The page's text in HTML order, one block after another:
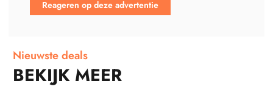
Reageren op deze advertentie
Nieuwste deals
BEKIJK MEER